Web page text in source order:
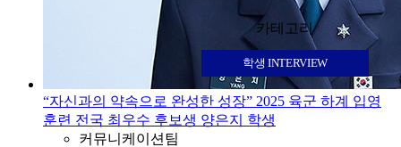
카테고리
학생 INTERVIEW
“자신과의 약속으로 완성한 성장” 2025 육군 하계 입영
훈련 전국 최우수 후보생 양은지 학생
커뮤니케이션팀